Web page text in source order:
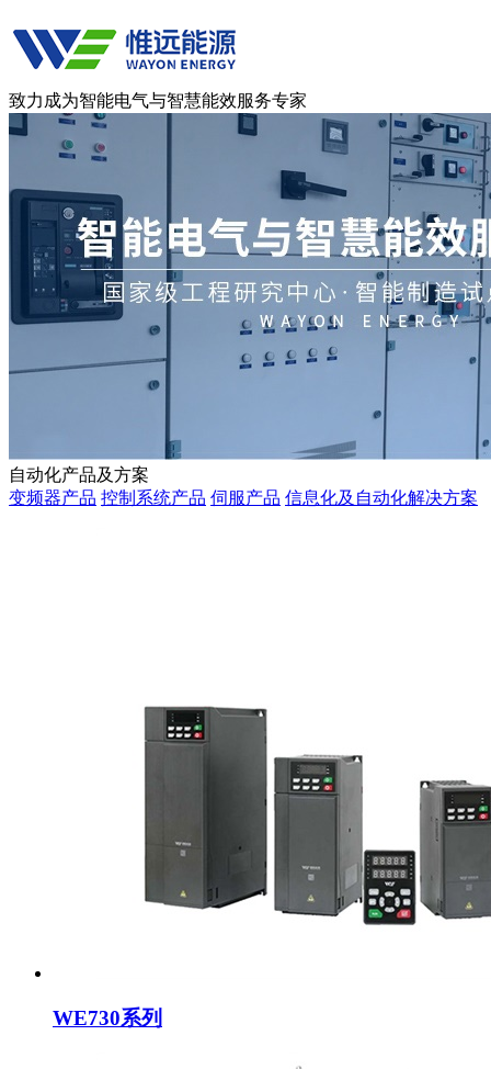
致力成为智能电气与智慧能效服务专家
自动化产品及方案
变频器产品 控制系统产品 伺服产品 信息化及自动化解决方案
WE730系列